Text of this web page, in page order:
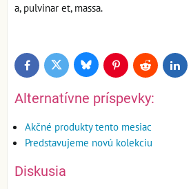
a, pulvinar et, massa.
FacebookTwitter BlueskyPinterestReddit
Alternatívne príspevky:
Akčné produkty tento mesiac
Predstavujeme novú kolekciu
Diskusia